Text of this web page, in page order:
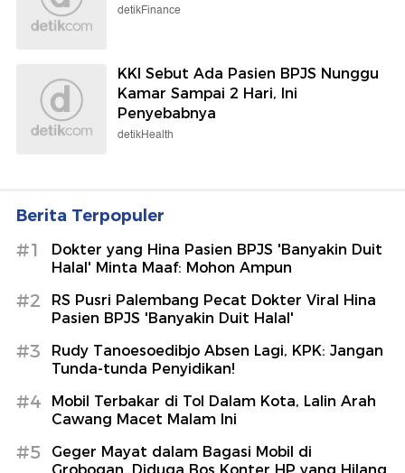
detikFinance
KKI Sebut Ada Pasien BPJS Nunggu
Kamar Sampai 2 Hari, Ini
Penyebabnya
detikHealth
Berita Terpopuler
#1
Dokter yang Hina Pasien BPJS 'Banyakin Duit
Halal' Minta Maaf: Mohon Ampun
#2
RS Pusri Palembang Pecat Dokter Viral Hina
Pasien BPJS 'Banyakin Duit Halal'
#3
Rudy Tanoesoedibjo Absen Lagi, KPK: Jangan
Tunda-tunda Penyidikan!
#4
Mobil Terbakar di Tol Dalam Kota, Lalin Arah
Cawang Macet Malam Ini
#5
Geger Mayat dalam Bagasi Mobil di
Grobogan, Diduga Bos Konter HP yang Hilang